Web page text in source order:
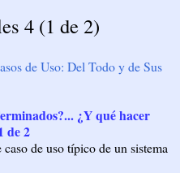
4 (1 de 2)
de Uso: Del Todo y de Sus
¿Y qué hacer
de 2
de uso típico de un sistema